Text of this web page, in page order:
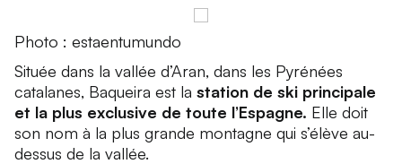
Photo : estaentumundo
Située dans la vallée d’Aran, dans les Pyrénées
catalanes, Baqueira est la station de ski principale
et la plus exclusive de toute l’Espagne. Elle doit
son nom à la plus grande montagne qui s’élève au-
dessus de la vallée.